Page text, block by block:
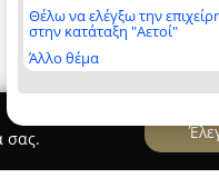
Θέλω να ελέγξω την
στην κατάταξη "Αετοί"
Άλλο θέμα
σας.